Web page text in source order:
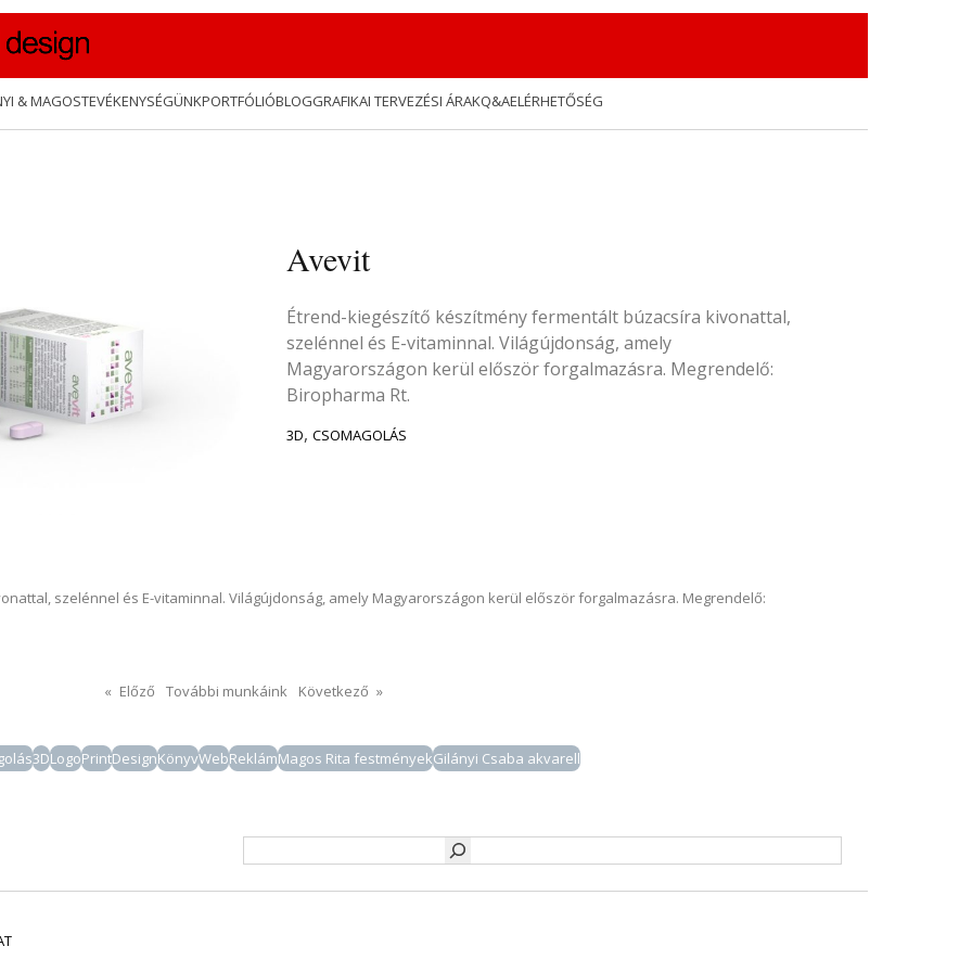
& MAGOSTEVÉKENYSÉGÜNKPORTFÓLIÓBLOGGRAFIKAI TERVEZÉSI ÁRAKQ&AELÉRHETŐSÉG
Avevit
Étrend-kiegészítő készítmény fermentált búzacsíra kivonattal,
szelénnel és E-vitaminnal. Világújdonság, amely
Magyarországon kerül először forgalmazásra. Megrendelő:
Biropharma Rt.
TAGS:
3D, CSOMAGOLÁS
szelénnel és E-vitaminnal. Világújdonság, amely Magyarországon kerül először forgalmazásra. Megrendelő:
« Előző További munkáink Következő »
3DLogoPrintDesignKönyvWebReklámMagos Rita festményekGilányi Csaba akvarell